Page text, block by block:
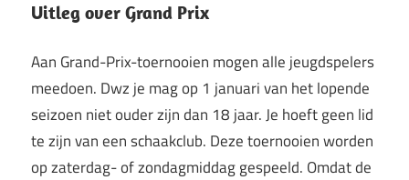
Uitleg over Grand Prix
Aan Grand-Prix-toernooien mogen alle jeugdspelers
meedoen. Dwz je mag op 1 januari van het lopende
seizoen niet ouder zijn dan 18 jaar. Je hoeft geen lid
te zijn van een schaakclub. Deze toernooien worden
op zaterdag- of zondagmiddag gespeeld. Omdat de